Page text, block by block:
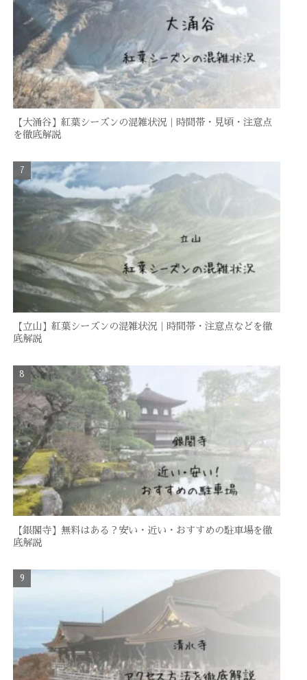
【大涌谷】紅葉シーズンの混雑状況｜時間帯・見頃・注意点
を徹底解説
【立山】紅葉シーズンの混雑状況｜時間帯・注意点などを徹
底解説
【銀閣寺】無料はある？安い・近い・おすすめの駐車場を徹
底解説